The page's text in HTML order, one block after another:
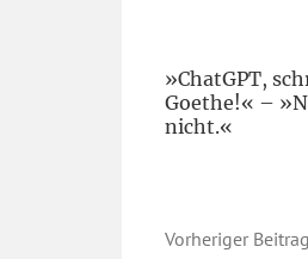
»ChatGPT,
Goethe!« –
nicht.«
Vorheriger Beitrag